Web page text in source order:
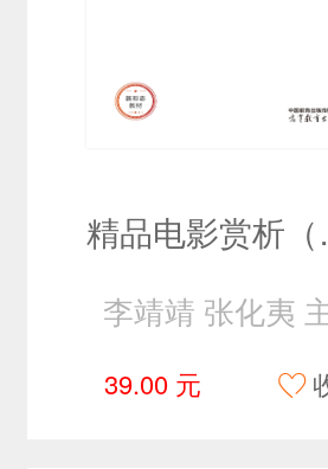
精
李靖靖 张化夷
39.00 元